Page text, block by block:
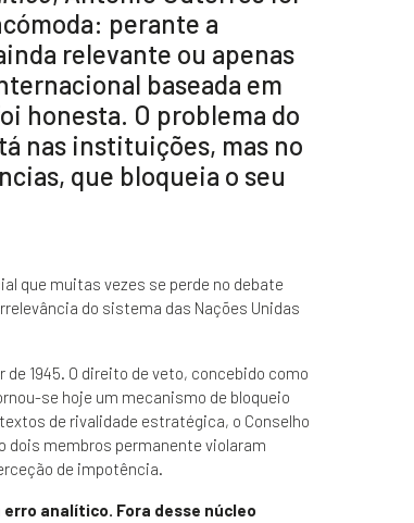
perante a
relevante ou apenas
baseada em
honesta. O problema do
nas instituições, mas no
que bloqueia o seu
que muitas vezes se perde no debate
do sistema das Nações Unidas
1945. O direito de veto, concebido como
se hoje um mecanismo de bloqueio
de rivalidade estratégica, o Conselho
dois membros permanente violaram
de impotência.
erro analítico. Fora desse núcleo